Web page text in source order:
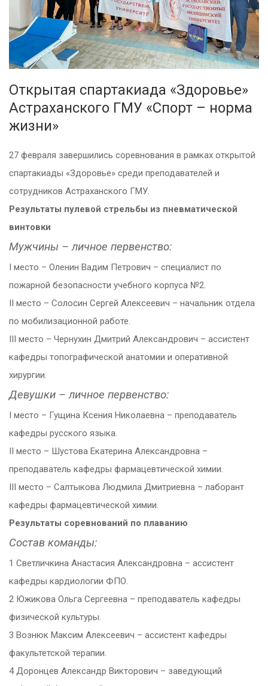
Открытая спартакиада «Здоровье»
Астраханского ГМУ «Спорт – норма
жизни»
27 февраля завершились соревнования в рамках открытой
спартакиады «Здоровье» среди преподавателей и
сотрудников Астраханского ГМУ.
Результаты пулевой стрельбы из пневматической
винтовки
Мужчины – личное первенство:
I место – Оленин Вадим Петрович – специалист по
пожарной безопасности учебного корпуса №2.
II место – Солосин Сергей Алексеевич – начальник отдела
по мобилизационной работе.
III место – Чернухин Дмитрий Александрович – ассистент
кафедры топографической анатомии и оперативной
хирургии.
Девушки – личное первенство:
I место – Гущина Ксения Николаевна – преподаватель
кафедры русского языка.
II место – Шустова Екатерина Александровна –
преподаватель кафедры фармацевтической химии.
III место – Салтыкова Людмила Дмитриевна – лаборант
кафедры фармацевтической химии.
Результаты соревнований по плаванию
Состав команды:
1 Светличкина Анастасия Александровна – ассистент
кафедры кардиологии ФПО.
2 Южикова Ольга Сергеевна – преподаватель кафедры
физической культуры.
3 Вознюк Максим Алексеевич – ассистент кафедры
факультетской терапии.
4 Доронцев Александр Викторович – заведующий